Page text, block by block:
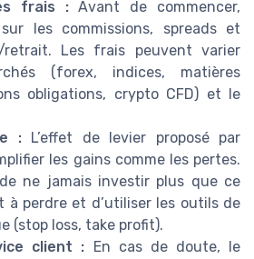
frais :Avant de commencer,
les commissions, spreads et
Les frais peuvent varier
(forex, indices, matières
obligations, crypto CFD) et le
:L’effet de levier proposé par
les gains comme les pertes.
ne jamais investir plus que ce
à perdre et d’utiliser les outils de
(stop loss, take profit).
client : En cas de doute, le